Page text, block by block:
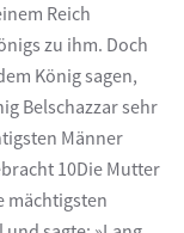
Reich
zu ihm. Doch
König sagen,
Belschazzar sehr
Männer
10Die Mutter
mächtigsten